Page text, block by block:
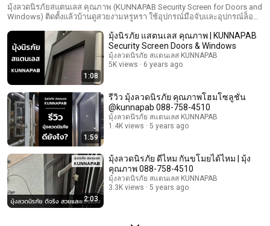
มุ้งลวดนิรภัยสแตนเลส คุณภาพ (KUNNAPAB Security Screen for Doors and
Windows) ติดตั้งแล้วบ้านดูสวยงามหรูหรา ใช้อุปกรณ์มือจับและอุปกรณ์ล็อค
เนียมสีเทาเมทัลลิค และ สีขาวซาฮาร่า
1:08
มุ้งนิรภัย แสตนเลส คุณภาพ | KUNNAPAB
Security Screen Doors & Windows
มุ้งลวดนิรภัย สแตนเลส KUNNAPAB
5K views
6 years ago
1:59
รีวิว มุ้งลวดนิรภัย คุณภาพโฮมโซลูชั่น
@kunnapab 088-758-4510
มุ้งลวดนิรภัย สแตนเลส KUNNAPAB
1.4K views
5 years ago
2:03
มุ้งลวดนิรภัย ดีไหม กันขโมยได้ไหม | มุ้ง
คุณภาพ 088-758-4510
มุ้งลวดนิรภัย สแตนเลส KUNNAPAB
3.3K views
5 years ago